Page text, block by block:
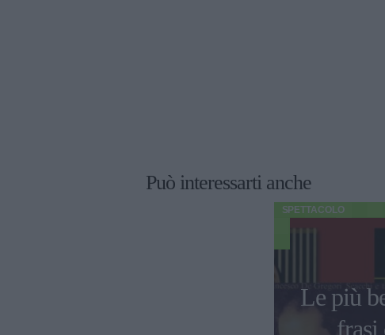
Può interessarti anche
SPETTACOLO
Le più
frasi